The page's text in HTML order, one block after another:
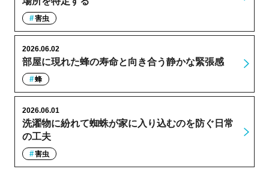
害虫
部屋に現れた蜂の寿命と向き合う静かな緊張感
2026.06.02
蜂
洗濯物に紛れて蜘蛛が家に入り込むのを防ぐ日常
の工夫
2026.06.01
害虫